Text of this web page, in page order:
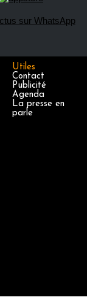
Utiles
Contact
Publicité
Agenda
La presse en
parle